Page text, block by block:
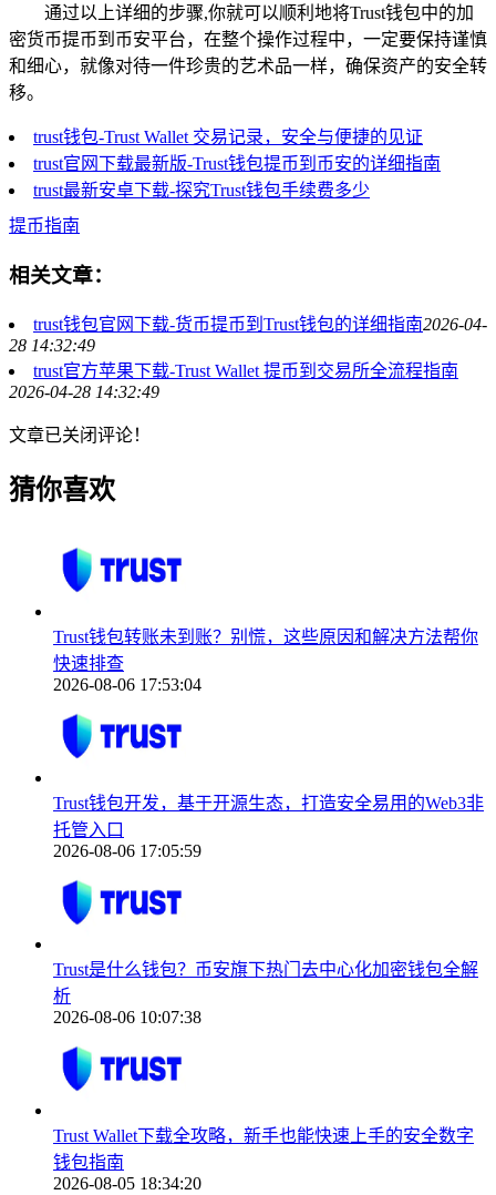
通过以上详细的步骤,你就可以顺利地将Trust钱包中的加
密货币提币到币安平台，在整个操作过程中，一定要保持谨慎
和细心，就像对待一件珍贵的艺术品一样，确保资产的安全转
移。
trust钱包-Trust Wallet 交易记录，安全与便捷的见证
trust官网下载最新版-Trust钱包提币到币安的详细指南
trust最新安卓下载-探究Trust钱包手续费多少
提币指南
相关文章：
trust钱包官网下载-货币提币到Trust钱包的详细指南2026-04-
28 14:32:49
trust官方苹果下载-Trust Wallet 提币到交易所全流程指南
2026-04-28 14:32:49
文章已关闭评论！
猜你喜欢
Trust钱包转账未到账？别慌，这些原因和解决方法帮你
快速排查
2026-08-06 17:53:04
Trust钱包开发，基于开源生态，打造安全易用的Web3非
托管入口
2026-08-06 17:05:59
Trust是什么钱包？币安旗下热门去中心化加密钱包全解
析
2026-08-06 10:07:38
Trust Wallet下载全攻略，新手也能快速上手的安全数字
钱包指南
2026-08-05 18:34:20